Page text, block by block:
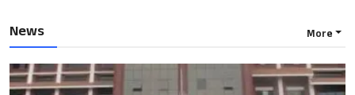
News More